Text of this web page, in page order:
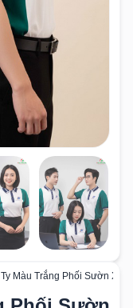
Màu Trắng Phối Sườn